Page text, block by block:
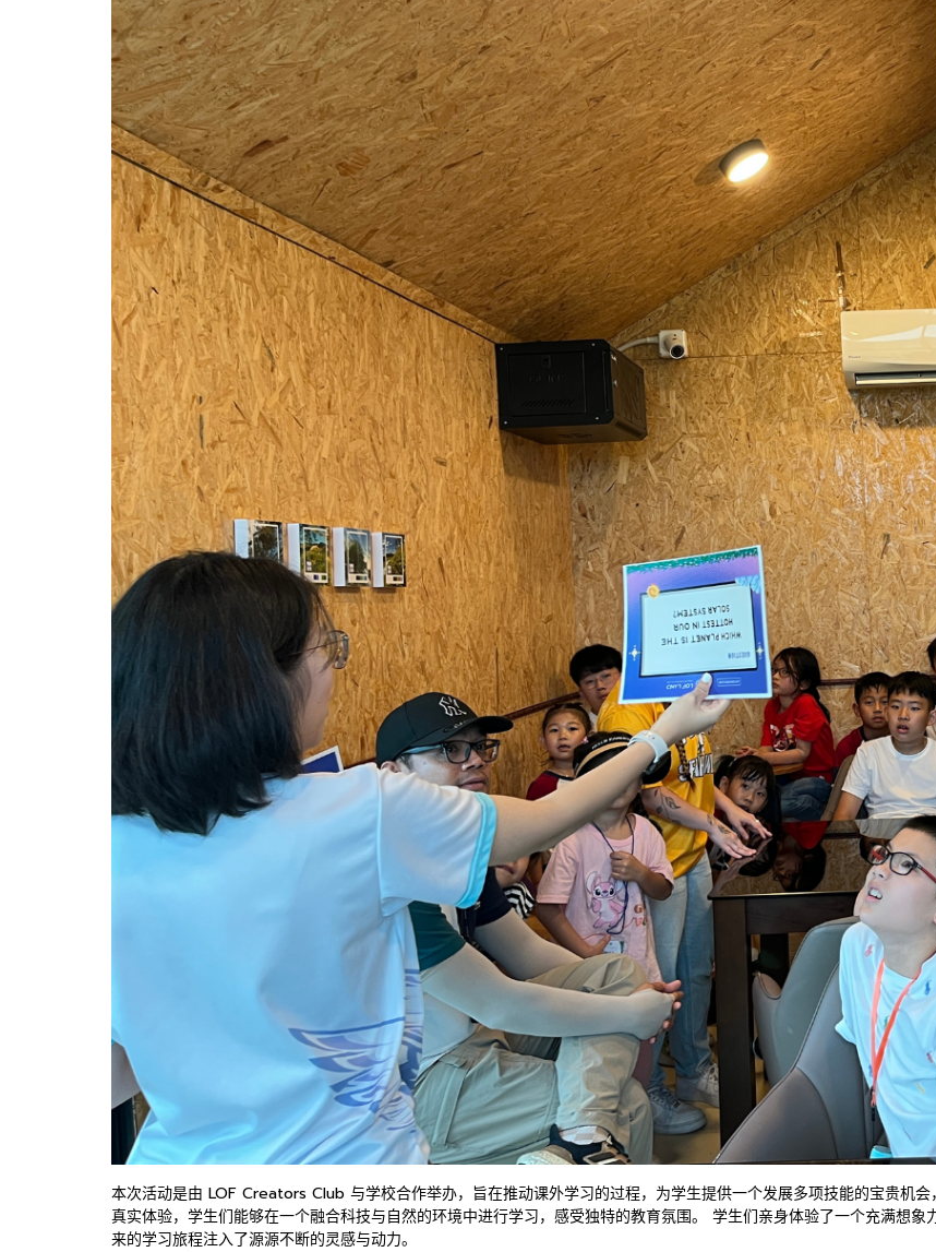
本次活动是由 LOF Creators Club 与学校合作举办，旨在推动课外学习的过程，为学生提供一个发展多项技能的宝贵机
真实体验，学生们能够在一个融合科技与自然的环境中进行学习，感受独特的教育氛围。 学生们亲身体验了一个充满想
来的学习旅程注入了源源不断的灵感与动力。